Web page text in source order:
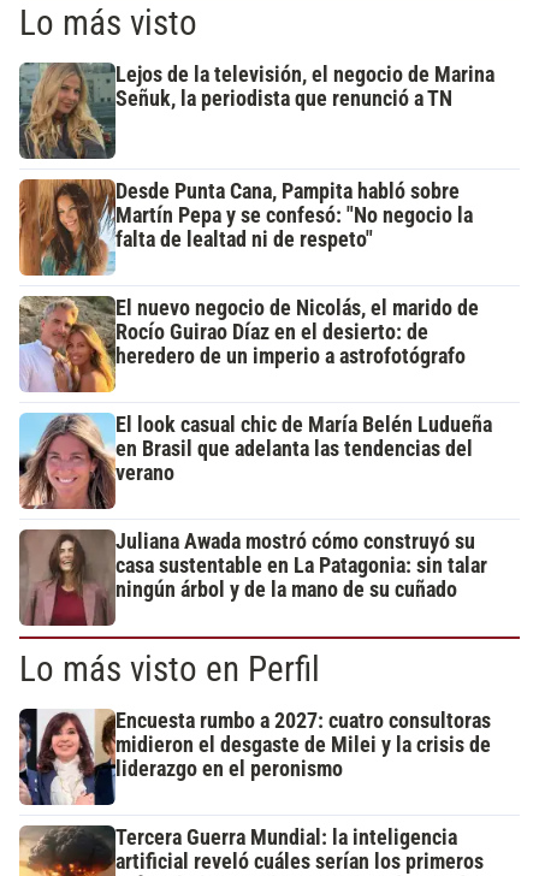
Lo más visto
Lejos de la televisión, el negocio de Marina
Señuk, la periodista que renunció a TN
Desde Punta Cana, Pampita habló sobre
Martín Pepa y se confesó: "No negocio la
falta de lealtad ni de respeto"
El nuevo negocio de Nicolás, el marido de
Rocío Guirao Díaz en el desierto: de
heredero de un imperio a astrofotógrafo
El look casual chic de María Belén Ludueña
en Brasil que adelanta las tendencias del
verano
Juliana Awada mostró cómo construyó su
casa sustentable en La Patagonia: sin talar
ningún árbol y de la mano de su cuñado
Lo más visto en Perfil
Encuesta rumbo a 2027: cuatro consultoras
midieron el desgaste de Milei y la crisis de
liderazgo en el peronismo
Tercera Guerra Mundial: la inteligencia
artificial reveló cuáles serían los primeros